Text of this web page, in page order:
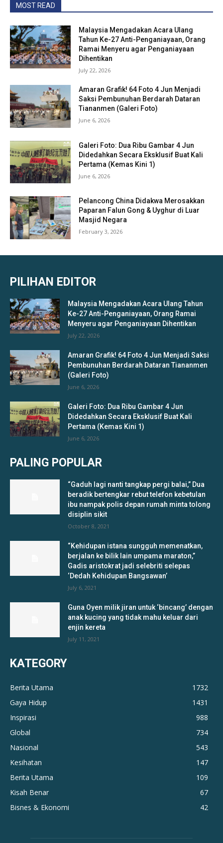
MOST READ
Malaysia Mengadakan Acara Ulang
Tahun Ke-27 Anti-Penganiayaan, Orang
Ramai Menyeru agar Penganiayaan
Dihentikan
July 22, 2026
Amaran Grafik! 64 Foto 4 Jun Menjadi
Saksi Pembunuhan Berdarah Dataran
Tiananmen (Galeri Foto)
June 6, 2026
Galeri Foto: Dua Ribu Gambar 4 Jun
Didedahkan Secara Eksklusif Buat Kali
Pertama (Kemas Kini 1)
June 6, 2026
Pelancong China Didakwa Merosakkan
Paparan Falun Gong & Uyghur di Luar
Masjid Negara
February 3, 2026
PILIHAN EDITOR
Malaysia Mengadakan Acara Ulang Tahun
Ke-27 Anti-Penganiayaan, Orang Ramai
Menyeru agar Penganiayaan Dihentikan
July 22, 2026
Amaran Grafik! 64 Foto 4 Jun Menjadi Saksi
Pembunuhan Berdarah Dataran Tiananmen
(Galeri Foto)
June 6, 2026
Galeri Foto: Dua Ribu Gambar 4 Jun
Didedahkan Secara Eksklusif Buat Kali
Pertama (Kemas Kini 1)
June 6, 2026
PALING POPULAR
“Gaduh lagi nanti tangkap pergi balai,” Dua
beradik bertengkar rebut telefon kebetulan
ibu nampak polis depan rumah minta tolong
disiplin sikit
October 8, 2021
“Kehidupan istana sungguh memenatkan,
berjalan ke bilik lain umpama maraton,”
Gadis aristokrat jadi selebriti selepas
‘Dedah Kehidupan Bangsawan’
July 6, 2021
Guna Oyen milik jiran untuk ‘bincang’ dengan
anak kucing yang tidak mahu keluar dari
enjin kereta
July 11, 2021
KATEGORY
Berita Utama
1732
Gaya Hidup
1431
Inspirasi
988
Global
734
Nasional
543
Kesihatan
147
Berita Utama
109
Kisah Benar
67
Bisnes & Ekonomi
42